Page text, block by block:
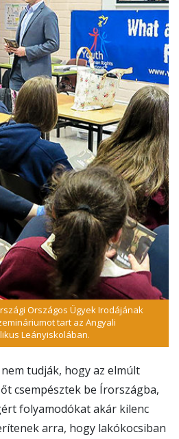
Országos Ügyek Irodájának
tart az Angyali
Leányiskolában.
tudják, hogy az elmúlt
csempésztek be Írországba,
folyamodókat akár kilenc
arra, hogy lakókocsiban